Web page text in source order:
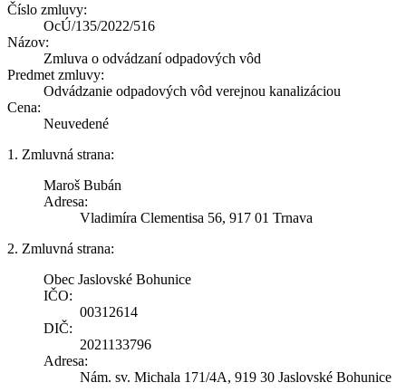
Číslo zmluvy:
OcÚ/135/2022/516
Názov:
Zmluva o odvádzaní odpadových vôd
Predmet zmluvy:
Odvádzanie odpadových vôd verejnou kanalizáciou
Cena:
Neuvedené
1. Zmluvná strana:
Maroš Bubán
Adresa:
Vladimíra Clementisa 56, 917 01 Trnava
2. Zmluvná strana:
Obec Jaslovské Bohunice
IČO:
00312614
DIČ:
2021133796
Adresa:
Nám. sv. Michala 171/4A, 919 30 Jaslovské Bohunice